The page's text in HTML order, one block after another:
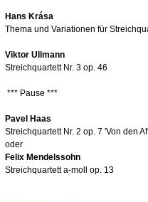
Hans Krása
Thema und Variationen für
Viktor Ullmann
Streichquartett Nr. 3 op. 46
*** Pause ***
Pavel Haas
Streichquartett Nr. 2 op. 7 'Von den
oder
Felix Mendelssohn
Streichquartett a-moll op. 13